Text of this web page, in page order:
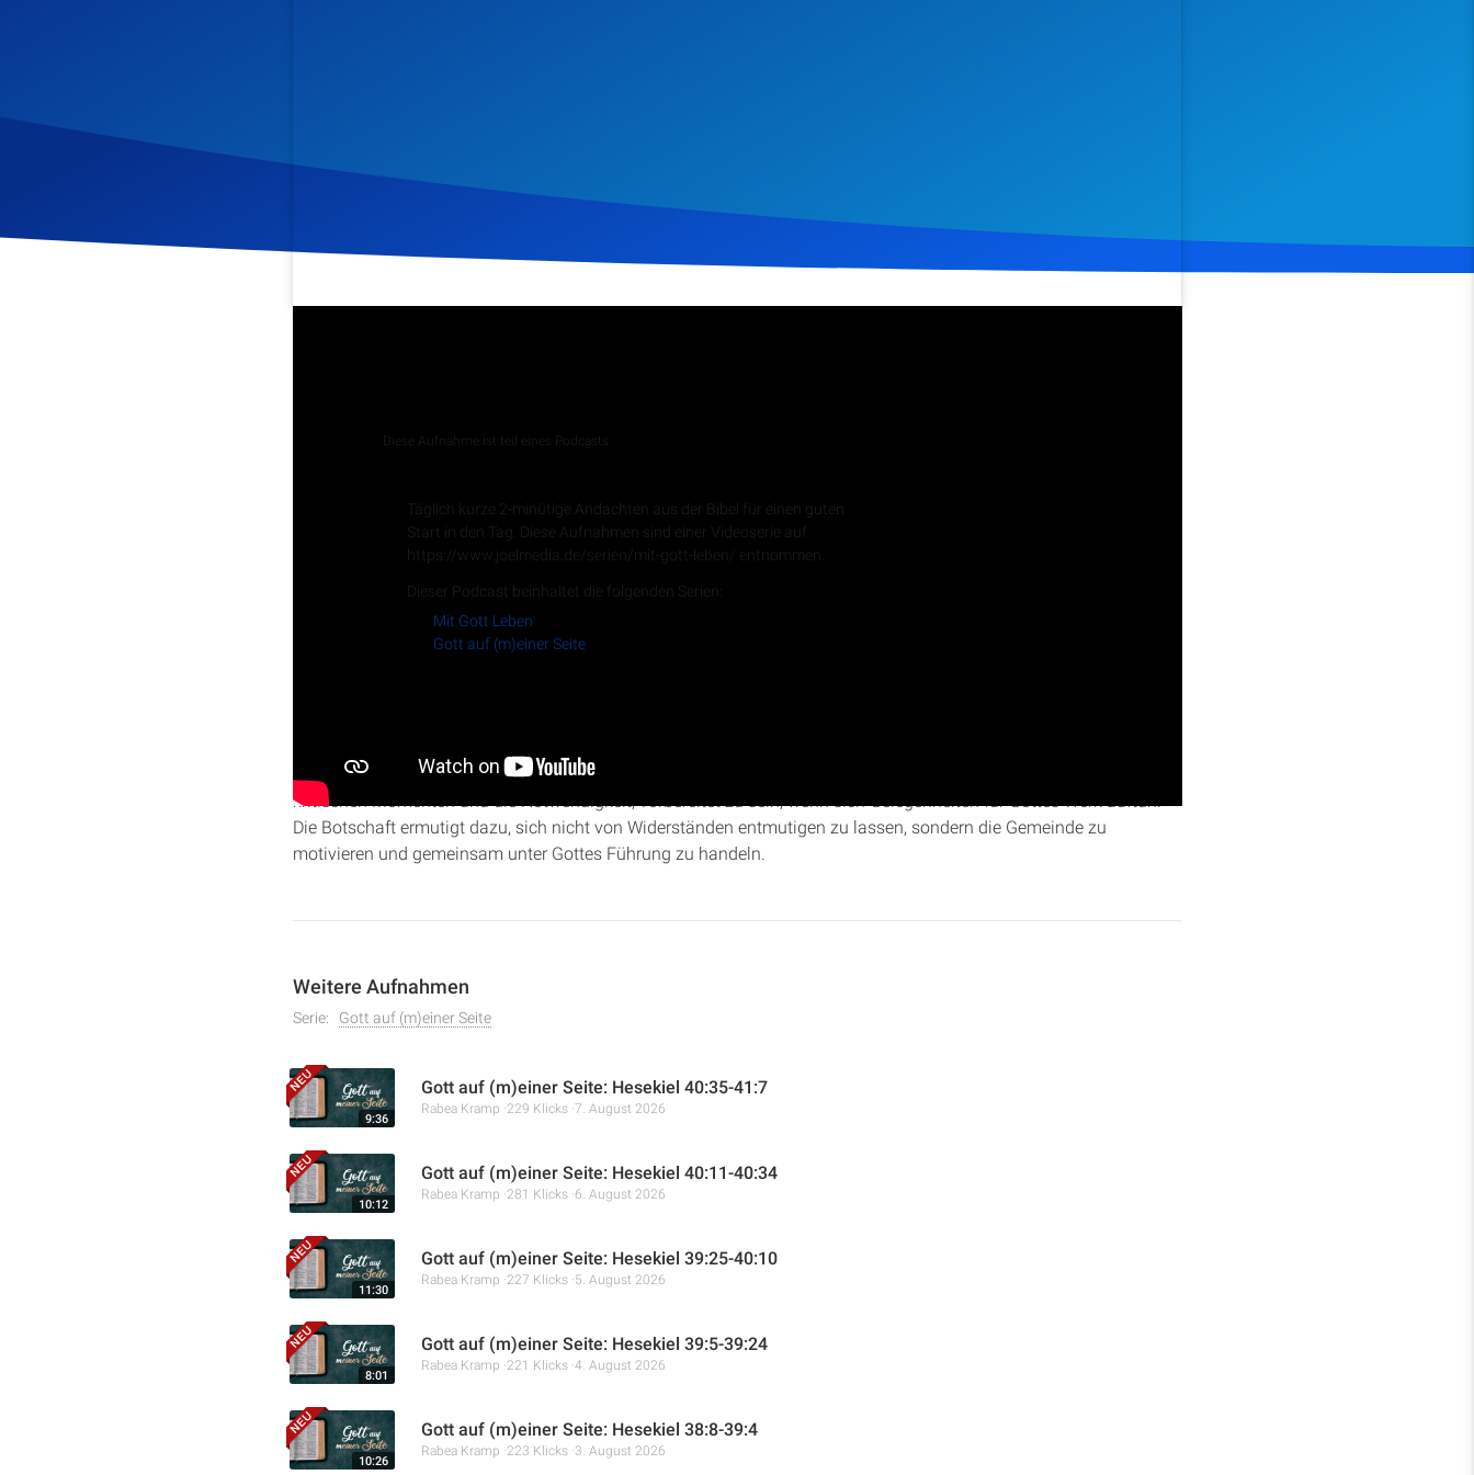
Diese Aufnahme ist teil eines Podcasts
Täglich kurze 2-minütige Andachten aus der Bibel für einen guten
Start in den Tag. Diese Aufnahmen sind einer Videoserie auf
https://www.joelmedia.de/serien/mit-gott-leben/ entnommen.
Dieser Podcast beinhaltet die folgenden Serien:
Mit Gott Leben
Gott auf (m)einer Seite
und seinen mutigen Einsatz für den Wiederaufbau Jerusalems. Er betont die Bedeutung des sofortigen Gebets in
kritischen Momenten und die Notwendigkeit, vorbereitet zu sein, wenn sich Gelegenheiten für Gottes Werk auftun.
Die Botschaft ermutigt dazu, sich nicht von Widerständen entmutigen zu lassen, sondern die Gemeinde zu
motivieren und gemeinsam unter Gottes Führung zu handeln.
Weitere Aufnahmen
Serie: Gott auf (m)einer Seite
9:36
Gott auf (m)einer Seite: Hesekiel 40:35-41:7
Rabea Kramp 229 Klicks 7. August 2026
10:12
Gott auf (m)einer Seite: Hesekiel 40:11-40:34
Rabea Kramp 281 Klicks 6. August 2026
11:30
Gott auf (m)einer Seite: Hesekiel 39:25-40:10
Rabea Kramp 227 Klicks 5. August 2026
8:01
Gott auf (m)einer Seite: Hesekiel 39:5-39:24
Rabea Kramp 221 Klicks 4. August 2026
10:26
Gott auf (m)einer Seite: Hesekiel 38:8-39:4
Rabea Kramp 223 Klicks 3. August 2026